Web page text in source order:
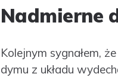
Nadmierne
Kolejnym sygnałem,
dymu z układu